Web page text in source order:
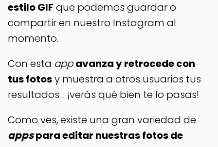
estilo GIF que podemos guardar o
compartir en nuestro Instagram al
momento.
Con esta app avanza y retrocede con
tus fotosy muestra a otros usuarios tus
resultados… ¡verás qué bien te lo pasas!
Como ves, existe una gran variedad de
appspara editar nuestras fotos de